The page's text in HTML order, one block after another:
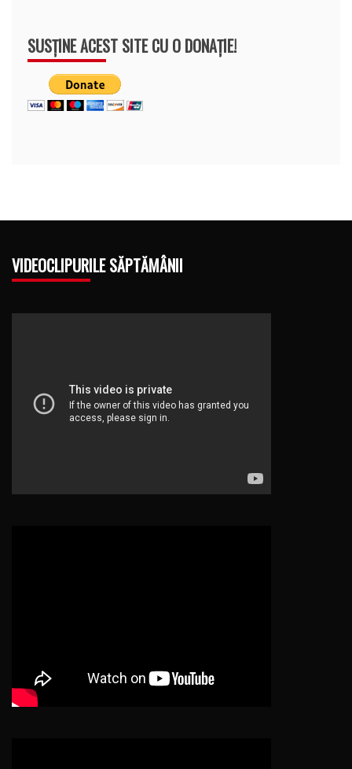
SUSȚINE ACEST SITE CU O DONAȚIE!
VIDEOCLIPURILE SĂPTĂMÂNII